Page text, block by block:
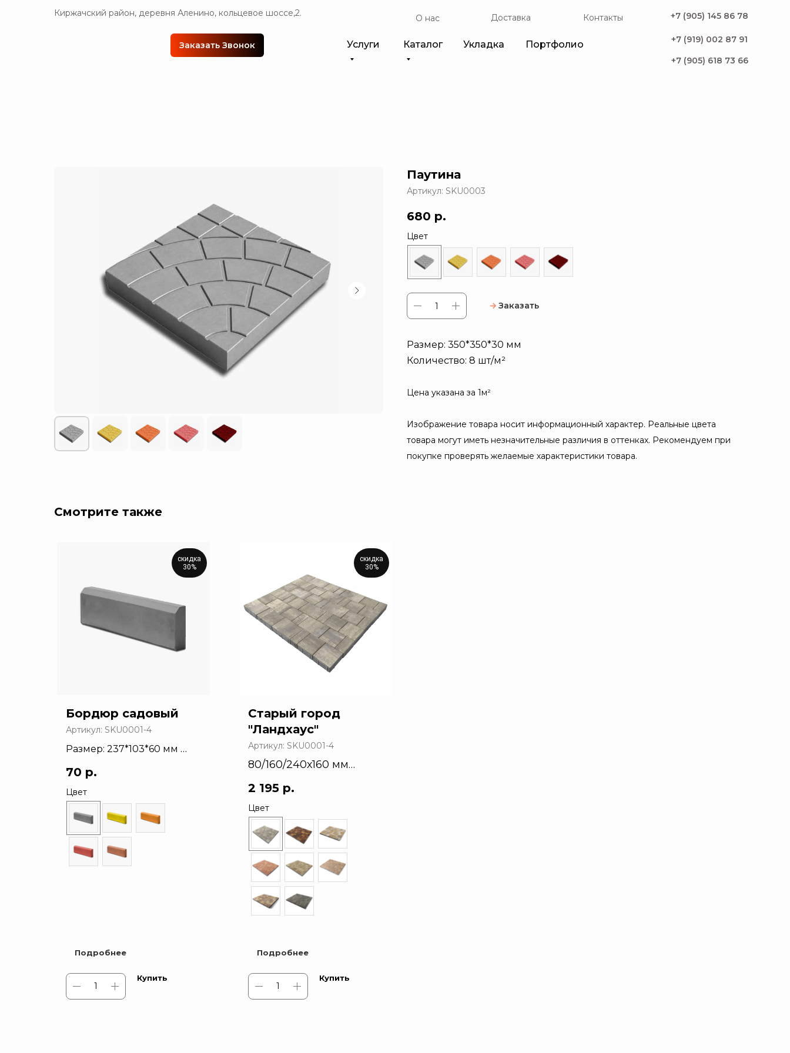
Киржачский район, деревня Аленино, кольцевое шоссе,2. О нас Доставка Контакты
Портфолио
Услуги Каталог Укладка
Заказать Звонок
+7 (905) 145 86 78
+7 (919) 002 87 91
+7 (905) 618 73 66
Паутина
Артикул: SKU0003
680 р.
Цвет
Заказать
Размер: 350*350*30 мм
Количество: 8 шт/м²
Цена указана за 1м²
Изображение товара носит информационный характер. Реальные цвета
товара могут иметь незначительные различия в оттенках. Рекомендуем при
покупке проверять желаемые характеристики товара.
Смотрите также
скидка
30%
Бордюр садовый
Артикул: SKU0001-4
Размер: 237*103*60 мм
70 р.
Цвет
Подробнее
Купить
скидка
30%
Старый город
"Ландхаус"
Артикул: SKU0001-4
80/160/240х160 мм
2 195 р.
Цвет
Подробнее
Купить